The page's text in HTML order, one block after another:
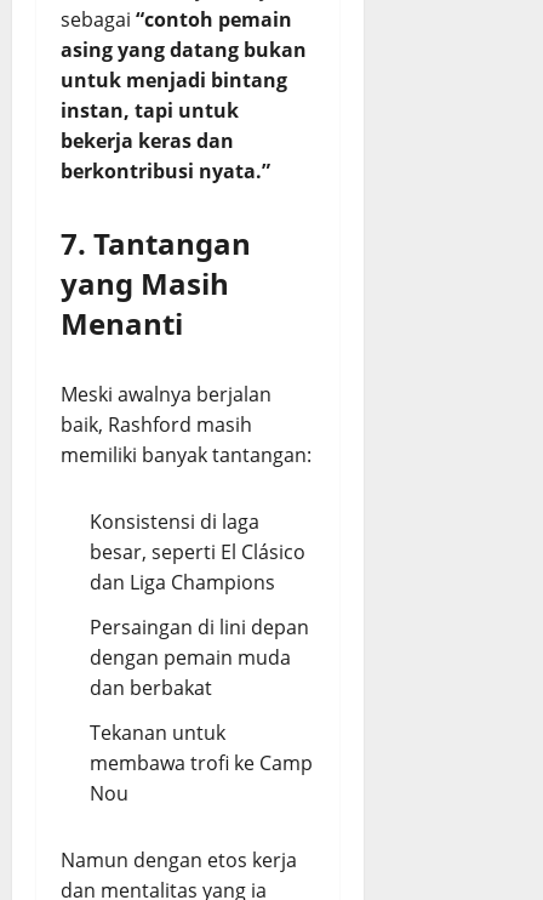
sebagai “contoh pemain
asing yang datang bukan
untuk menjadi bintang
instan, tapi untuk
bekerja keras dan
berkontribusi nyata.”
7. Tantangan
yang Masih
Menanti
Meski awalnya berjalan
baik, Rashford masih
memiliki banyak tantangan:
Konsistensi di laga
besar, seperti El Clásico
dan Liga Champions
Persaingan di lini depan
dengan pemain muda
dan berbakat
Tekanan untuk
membawa trofi ke Camp
Nou
Namun dengan etos kerja
dan mentalitas yang ia